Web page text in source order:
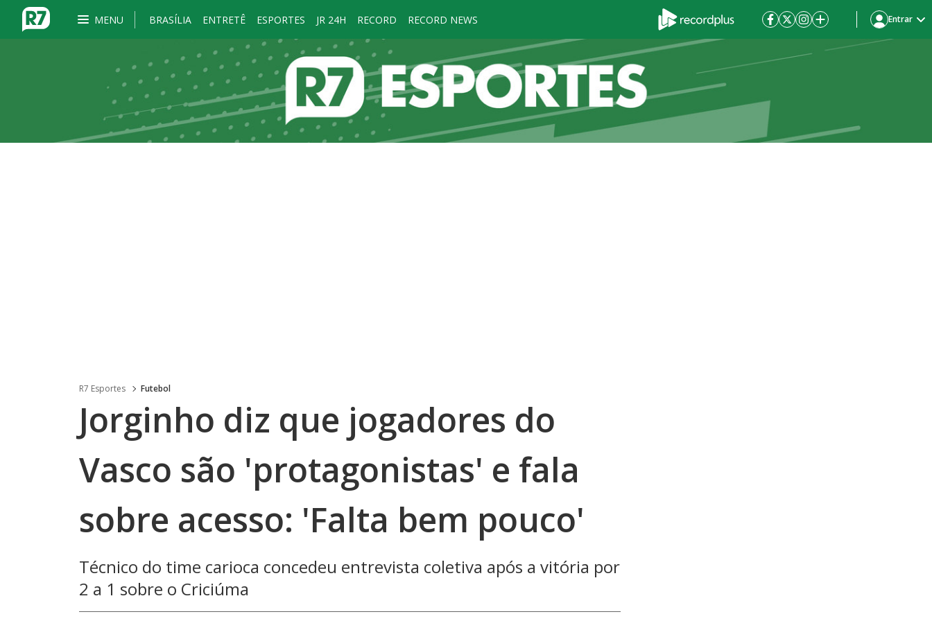
MENU BRASÍLIA ENTRETÊ ESPORTES JR 24H RECORD RECORD NEWS Entrar
R7 Esportes Futebol
Jorginho diz que jogadores do
Vasco são 'protagonistas' e fala
sobre acesso: 'Falta bem pouco'
Técnico do time carioca concedeu entrevista coletiva após a vitória por
2 a 1 sobre o Criciúma